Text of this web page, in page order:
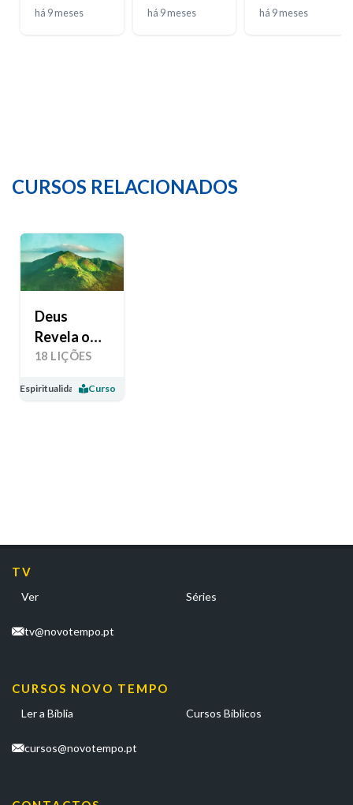
Bondade
há 9 meses há 9 meses
Pneumonia
há 9 meses
CURSOS RELACIONADOS
Deus
Revela o
Seu Amor
18 LIÇÕES
Espiritualidade Curso
TV
Ver Séries
tv@novotempo.pt
CURSOS NOVO TEMPO
Ler a Bíblia Cursos Bíblicos
cursos@novotempo.pt